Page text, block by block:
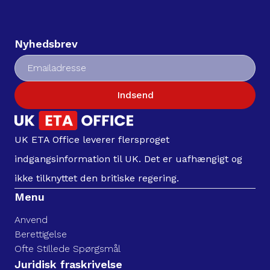
Nyhedsbrev
Indsend
UK ETA Office leverer flersproget
indgangsinformation til UK. Det er uafhængigt og
ikke tilknyttet den britiske regering.
Menu
Anvend
Berettigelse
Ofte Stillede Spørgsmål
Juridisk fraskrivelse